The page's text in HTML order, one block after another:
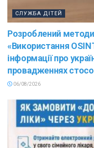
СЛУЖБА ДІТЕЙ
Розроблений
«Використання
інформації про
провадженнях
06/08/2026